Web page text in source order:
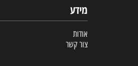
מידע
אודות
צור קשר